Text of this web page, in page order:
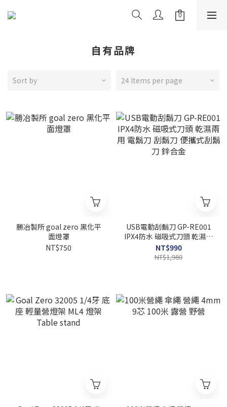
自有品牌
Sort by 24 Items per page
勝冶製所 goal zero 黑化平
面燈罩
NT$750
USB電動刮鬍刀 GP-RE001
IPX4防水 磁吸式刀頭 乾濕兩
用 電鬍刀 刮鬍刀 便攜式刮鬍
刀 鋅合金
NT$990
NT$1,980